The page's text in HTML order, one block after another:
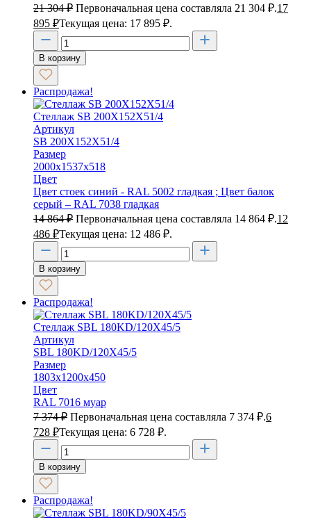
21 304₽ Первоначальная цена составляла 21 304 ₽.17
895 ₽Текущая цена: 17 895 ₽.
В корзину
Распродажа!
Стеллаж SB 200X152X51/4
Артикул
SB 200X152X51/4
Размер
2000х1537х518
Цвет
Цвет стоек синий - RAL 5002 гладкая ; Цвет балок
серый – RAL 7038 гладкая
14 864₽ Первоначальная цена составляла 14 864 ₽.12
486 ₽Текущая цена: 12 486 ₽.
В корзину
Распродажа!
Стеллаж SBL 180KD/120X45/5
Артикул
SBL 180KD/120X45/5
Размер
1803х1200х450
Цвет
RAL 7016 муар
7 374₽ Первоначальная цена составляла 7 374 ₽.6
728 ₽Текущая цена: 6 728 ₽.
В корзину
Распродажа!